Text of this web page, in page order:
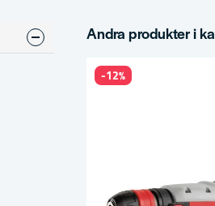
Andra produkter i
-12%